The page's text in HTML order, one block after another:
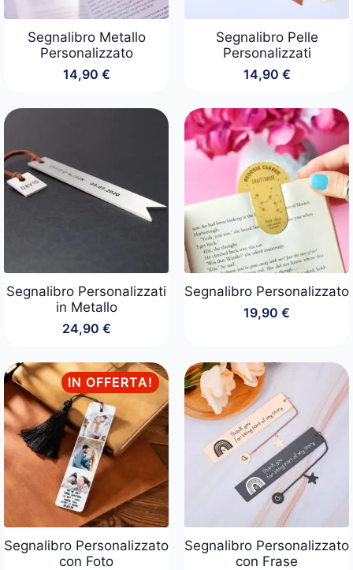
Segnalibro Metallo
Personalizzato
14,90 €
Segnalibro Pelle
Personalizzati
14,90 €
Segnalibro Personalizzati
in Metallo
24,90 €
Segnalibro Personalizzato
19,90 €
IN OFFERTA!
Segnalibro Personalizzato
con Foto
Segnalibro Personalizzato
con Frase